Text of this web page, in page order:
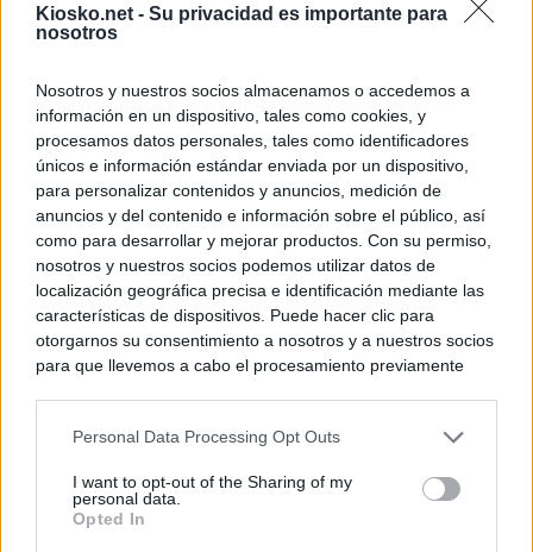
Kiosko.net - Su privacidad es importante para
nosotros
Nosotros y nuestros socios almacenamos o accedemos a
información en un dispositivo, tales como cookies, y
procesamos datos personales, tales como identificadores
únicos e información estándar enviada por un dispositivo,
para personalizar contenidos y anuncios, medición de
anuncios y del contenido e información sobre el público, así
como para desarrollar y mejorar productos. Con su permiso,
nosotros y nuestros socios podemos utilizar datos de
localización geográfica precisa e identificación mediante las
características de dispositivos. Puede hacer clic para
otorgarnos su consentimiento a nosotros y a nuestros socios
para que llevemos a cabo el procesamiento previamente
negar su consentimiento. Tenga en cuenta que algún
de su consentimiento, pero usted tiene el derecho de
rechazar tal procesamiento. Sus preferencias se aplicarán
Personal Data Processing Opt Outs
I want to opt-out of the Sharing of my
personal data.
Opted In